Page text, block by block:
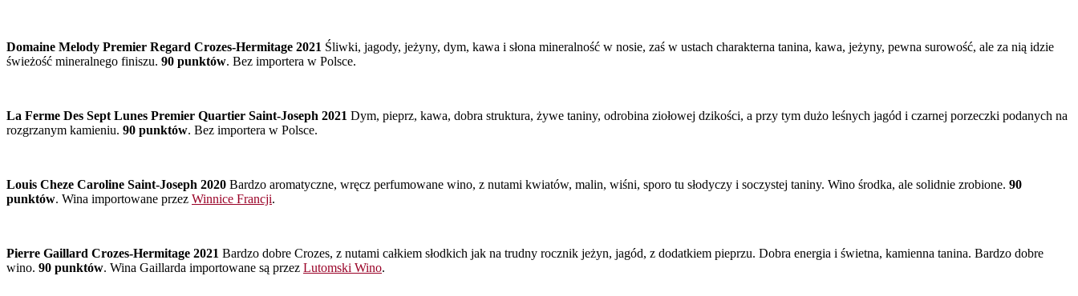
Domaine Melody Premier Regard Crozes-Hermitage 2021 Śliwki, jagody, jeżyny, dym, kawa i słona mineralność w nosie, zaś w ustach charakterna tanina, kawa, jeżyny, pewna surowość, ale za nią idzie
świeżość mineralnego finiszu. 90 punktów. Bez importera w Polsce.
La Ferme Des Sept Lunes Premier Quartier Saint-Joseph 2021 Dym, pieprz, kawa, dobra struktura, żywe taniny, odrobina ziołowej dzikości, a przy tym dużo leśnych jagód i czarnej porzeczki podanych na
rozgrzanym kamieniu. 90 punktów. Bez importera w Polsce.
Louis Cheze Caroline Saint-Joseph 2020 Bardzo aromatyczne, wręcz perfumowane wino, z nutami kwiatów, malin, wiśni, sporo tu słodyczy i soczystej taniny. Wino środka, ale solidnie zrobione. 90
punktów. Wina importowane przez Winnice Francji.
Pierre Gaillard Crozes-Hermitage 2021 Bardzo dobre Crozes, z nutami całkiem słodkich jak na trudny rocznik jeżyn, jagód, z dodatkiem pieprzu. Dobra energia i świetna, kamienna tanina. Bardzo dobre
wino. 90 punktów. Wina Gaillarda importowane są przez Lutomski Wino.